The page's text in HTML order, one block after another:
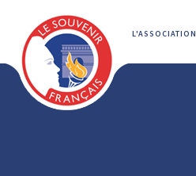
L'ASSOCIATION